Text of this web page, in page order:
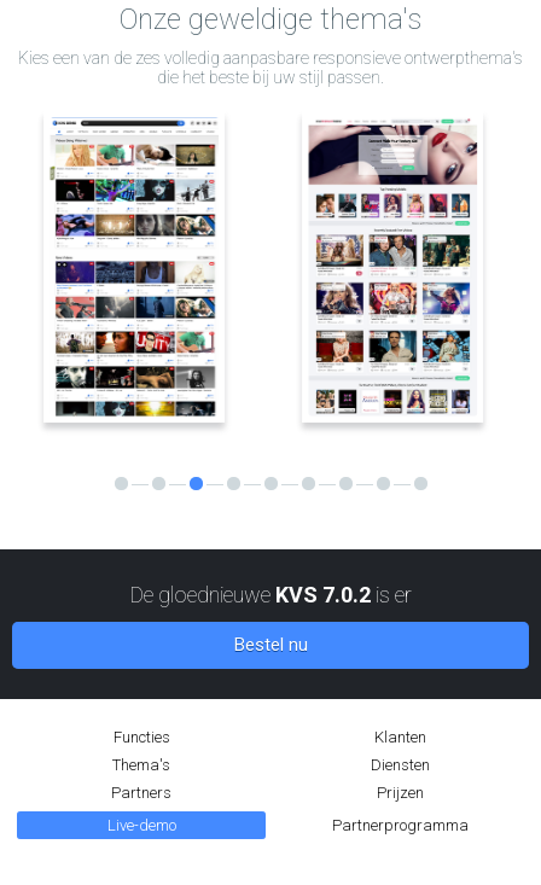
Onze geweldige thema's
Kies een van de zes volledig aanpasbare responsieve ontwerpthema's
die het beste bij uw stijl passen.
De gloednieuwe KVS 7.0.2is er
Bestel nu
Functies
Klanten
Thema's
Diensten
Partners
Prijzen
Live-demo
Partnerprogramma